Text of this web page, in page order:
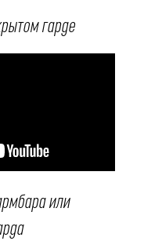
гарде
или